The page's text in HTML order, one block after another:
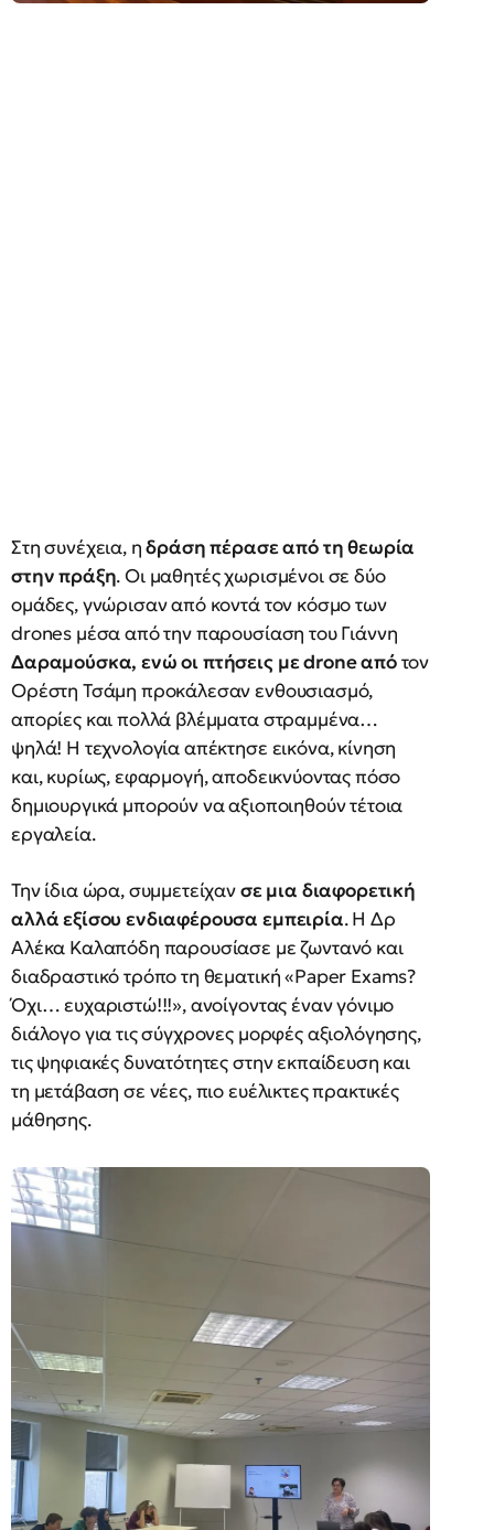
Στη συνέχεια, ηδράση πέρασε από τη θεωρία
στην πράξη. Οι μαθητές χωρισμένοι σε δύο
ομάδες, γνώρισαν από κοντά τον κόσμο των
drones μέσα από την παρουσίαση του Γιάννη
Δαραμούσκα, ενώ οι πτήσεις με drone απότον
Ορέστη Τσάμη προκάλεσαν ενθουσιασμό,
απορίες και πολλά βλέμματα στραμμένα…
ψηλά! Η τεχνολογία απέκτησε εικόνα, κίνηση
και, κυρίως, εφαρμογή, αποδεικνύοντας πόσο
δημιουργικά μπορούν να αξιοποιηθούν τέτοια
εργαλεία.
Την ίδια ώρα, συμμετείχανσε μια διαφορετική
αλλά εξίσου ενδιαφέρουσα εμπειρία. Η Δρ
Αλέκα Καλαπόδη παρουσίασε με ζωντανό και
διαδραστικό τρόπο τη θεματική «Paper Exams?
Όχι… ευχαριστώ!!!», ανοίγοντας έναν γόνιμο
διάλογο για τις σύγχρονες μορφές αξιολόγησης,
τις ψηφιακές δυνατότητες στην εκπαίδευση και
τη μετάβαση σε νέες, πιο ευέλικτες πρακτικές
μάθησης.